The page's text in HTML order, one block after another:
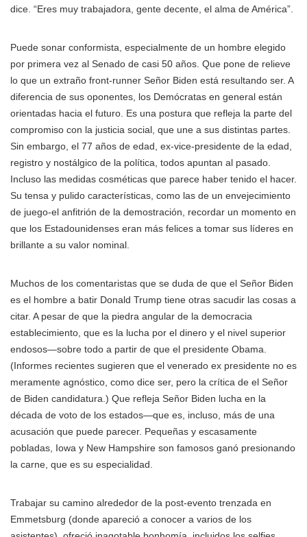
dice. “Eres muy trabajadora, gente decente, el alma de América”.
Puede sonar conformista, especialmente de un hombre elegido
por primera vez al Senado de casi 50 años. Que pone de relieve
lo que un extraño front-runner Señor Biden está resultando ser. A
diferencia de sus oponentes, los Demócratas en general están
orientadas hacia el futuro. Es una postura que refleja la parte del
compromiso con la justicia social, que une a sus distintas partes.
Sin embargo, el 77 años de edad, ex-vice-presidente de la edad,
registro y nostálgico de la política, todos apuntan al pasado.
Incluso las medidas cosméticas que parece haber tenido el hacer.
Su tensa y pulido características, como las de un envejecimiento
de juego-el anfitrión de la demostración, recordar un momento en
que los Estadounidenses eran más felices a tomar sus líderes en
brillante a su valor nominal.
Muchos de los comentaristas que se duda de que el Señor Biden
es el hombre a batir Donald Trump tiene otras sacudir las cosas a
citar. A pesar de que la piedra angular de la democracia
establecimiento, que es la lucha por el dinero y el nivel superior
endosos—sobre todo a partir de que el presidente Obama.
(Informes recientes sugieren que el venerado ex presidente no es
meramente agnóstico, como dice ser, pero la crítica de el Señor
de Biden candidatura.) Que refleja Señor Biden lucha en la
década de voto de los estados—que es, incluso, más de una
acusación que puede parecer. Pequeñas y escasamente
pobladas, Iowa y New Hampshire son famosos ganó presionando
la carne, que es su especialidad.
Trabajar su camino alrededor de la post-evento trenzada en
Emmetsburg (donde apareció a conocer a varios de los